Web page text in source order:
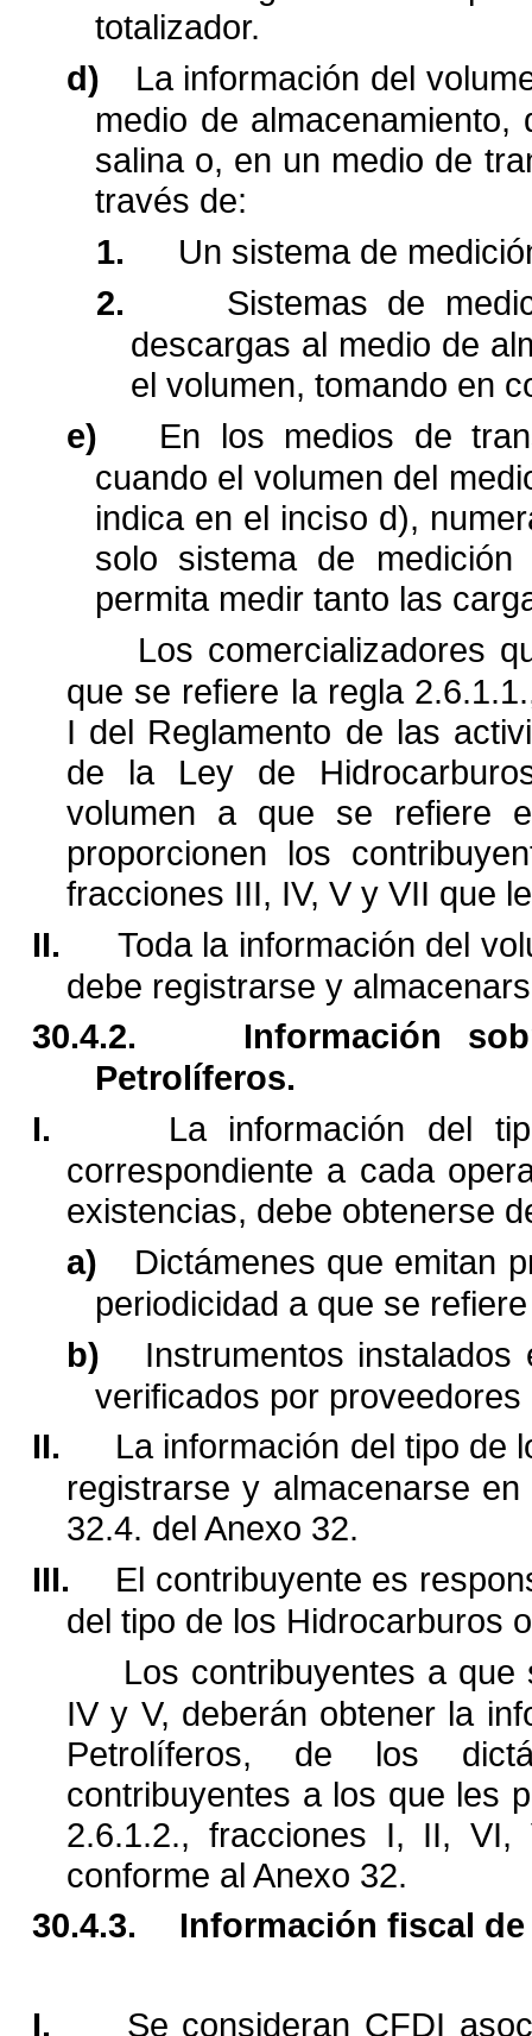
totalizador.
d)
La información del
medio de almacenamiento,
salina o, en un medio de
través de:
1.
Un sistema de
2.
Sistemas de
descargas al medio de
el volumen, tomando en
e)
En los medios de
cuando el volumen del
indica en el inciso d),
solo sistema de
permita medir tanto las
Los comercializadores
que se refiere la regla
I del Reglamento de las
de la Ley de
volumen a que se refiere
proporcionen los
fracciones III, IV, V y VII que
II.
Toda la información del
debe registrarse y
30.4.2.
Información
Petrolíferos.
I.
La información del
correspondiente a cada
existencias, debe obtenerse
a)
Dictámenes que emitan
periodicidad a que se refiere
b)
Instrumentos
verificados por proveedores
II.
La información del tipo de
registrarse y almacenarse en
32.4. del Anexo 32.
III.
El contribuyente es
del tipo de los Hidrocarburos o
Los contribuyentes a
IV y V, deberán obtener la
Petrolíferos, de los
contribuyentes a los que les
2.6.1.2., fracciones I, II, VI,
conforme al Anexo 32.
30.4.3.
Información fiscal
I. Se consideran CFDI